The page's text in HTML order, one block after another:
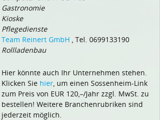
Gastronomie
Kioske
Pflegedienste
Team Reinert GmbH , Tel. 0699133190
Rollladenbau
Hier könnte auch Ihr Unternehmen stehen.
Klicken Sie hier, um einen Sossenheim-Link
zum Preis von EUR 120,–/Jahr zzgl. MwSt. zu
bestellen! Weitere Branchenrubriken sind
jederzeit möglich.